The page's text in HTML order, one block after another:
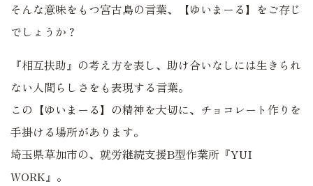
そんな意味をもつ宮古島の言葉、【ゆいまーる】をご存じ
でしょうか？
『相互扶助』の考え方を表し、助け合いなしには生きられ
ない人間らしさをも表現する言葉。
この【ゆいまーる】の精神を大切に、チョコレート作りを
手掛ける場所があります。
埼玉県草加市の、就労継続支援B型作業所『YUI
WORK』。